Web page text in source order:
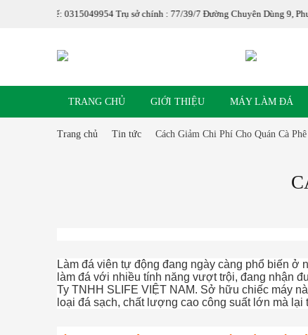
Trụ sở chính : 77/39/7 Đường Chuyên Dùng 9, Phường Phú
TRANG CHỦ GIỚI THIỆU MÁY LÀM ĐÁ
Trang chủ Tin tức Cách Giảm Chi Phí Cho Quán Cà Phê
Làm đá viên tự động đang ngày càng phổ biến ở
làm đá với nhiều tính năng vượt trội, đang nhận
Ty TNHH SLIFE VIỆT NAM. Sở hữu chiếc máy
loại đá sạch, chất lượng cao công suất lớn mà